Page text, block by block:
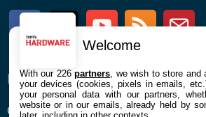
FacebookTwitter Youtube RSS
ENTREPRISE
Confidentialité et Cookies
À
Contact
Welcome
With our 226partners , we wish to store
your devices (cookies, pixels in emails,
your personal data with our partners,
website or in our emails, already held by
later, including in other contexts.